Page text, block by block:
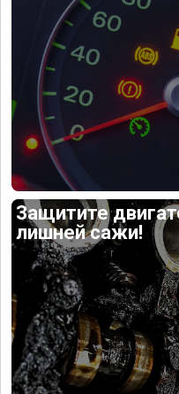
Защитите
лишней сажи!